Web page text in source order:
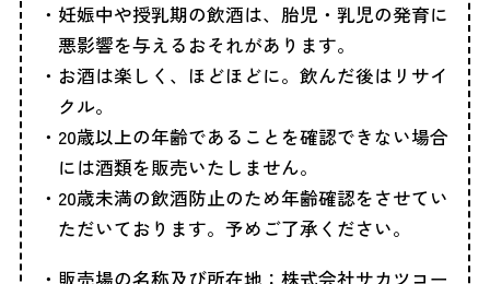
妊娠中や授乳期の飲酒は、胎児・乳児の発育に
悪影響を与えるおそれがあります。
お酒は楽しく、ほどほどに。飲んだ後はリサイ
クル。
20歳以上の年齢であることを確認できない場合
には酒類を販売いたしません。
20歳未満の飲酒防止のため年齢確認をさせてい
ただいております。予めご了承ください。
販売場の名称及び所在地：株式会社サカツコー